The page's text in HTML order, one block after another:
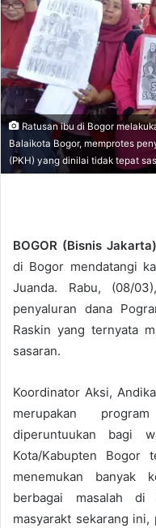
m
a
i
Ratusan ibu di Bogor
Balaikota Bogor, memprotes
(PKH) yang dinilai tidak tepat
BOGOR (Bisnis Jakarta)
di Bogor mendatangi
Juanda. Rabu, (08/
penyaluran dana
Raskin yang ternyata
sasaran.
Koordinator Aksi,
merupakan
diperuntuukan bagi
Kota/Kabupten Bogor
menemukan banyak
berbagai masalah di
masyarakt sekarang